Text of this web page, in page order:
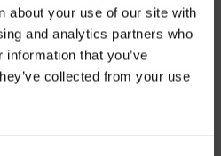
about your use of our site with
and analytics partners who
that you’ve
collected from your use
Germ Oil with Vitamin...